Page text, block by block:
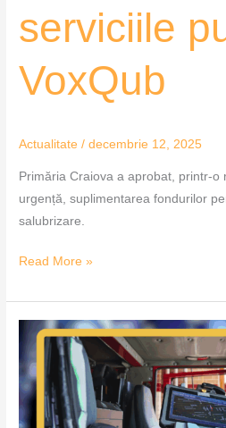
serviciile
VoxQub
Actualitate /decembrie 12, 2025
Primăria Craiova a aprobat, printr-o
urgență, suplimentarea fondurilor
salubrizare.
Read More »
IGSU
mobilizează
echipe
și
tehnică